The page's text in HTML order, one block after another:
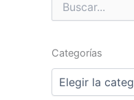
Buscar
por:
Categorías
Categorías